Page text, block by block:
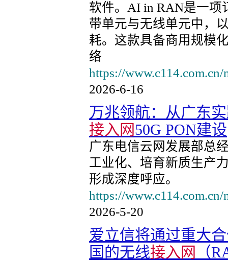
软件。AI in RAN是一项
带单元与无线单元中，
耗。这款具备商用规模
络
https://
2026-6-16
万兆领航：从广东
接入网50G PON建设
广东电信云网发展部总
工业化、培育新质生产
形成深度呼应。
https://
2026-5-20
爱立信将通过重大
国的无线接入网 （